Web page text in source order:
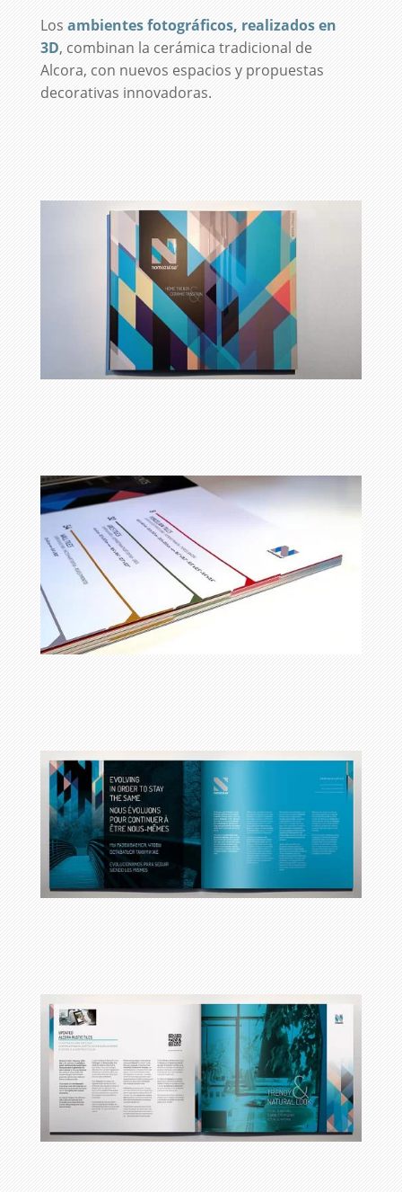
Los ambientes fotográficos, realizados en
3D, combinan la cerámica tradicional de
Alcora, con nuevos espacios y propuestas
decorativas innovadoras.